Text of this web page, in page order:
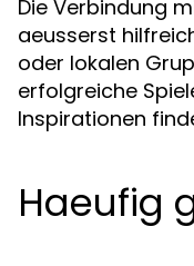
Die Verbindung
aeusserst
oder lokalen
erfolgreiche
Inspirationen
Haeufig